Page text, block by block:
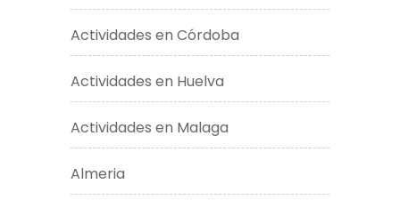
Actividades en Córdoba
Actividades en Huelva
Actividades en Malaga
Almeria